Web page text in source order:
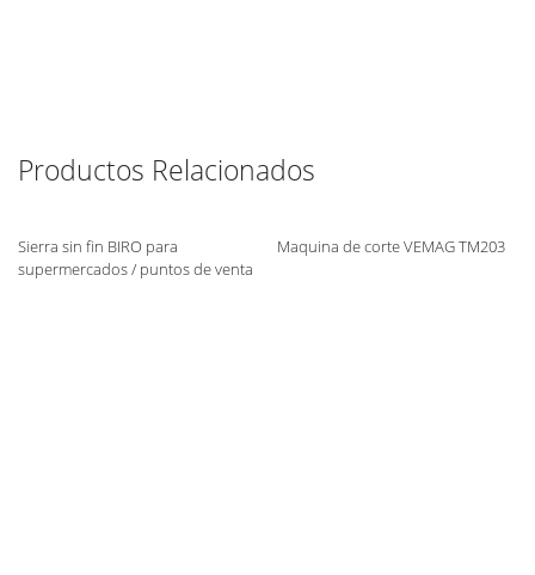
Productos Relacionados
Sierra sin fin BIRO para
supermercados / puntos de venta
Maquina de corte VEMAG TM203